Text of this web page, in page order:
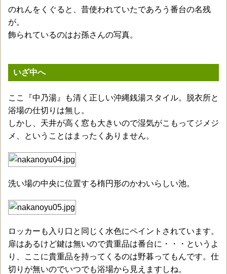
のれんをくぐると、昔使われていたであろう番台の名残
が。
飾られているのはお孫さんの写真。
いざ中へ
ここ『中乃湯』も清く正しい沖縄銭湯スタイル。脱衣所と
浴場の仕切りは無し。
しかし、天井が高く窓も大きいので湿気がこもってジメジ
メ、ということはまったくありません。
洗い場の中央に位置する楕円形のかわいらしい池。
ロッカーも入り口と同じく水色にペイントされています。
扉はあるけど鍵は無いので貴重品は番台に・・・というよ
り、ここに貴重品を持ってくるのは野暮ってもんです。仕
切りが無いのでいつでも浴場から見えますしね。